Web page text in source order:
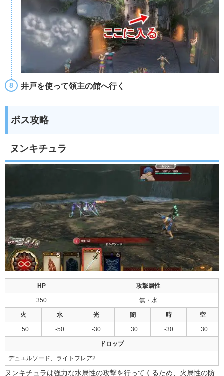
井戸を使って領主の館へ行く
ボス攻略
ヌンキチュラ
HP 攻撃属性
350 無・水
火 水 光 闇 時 空
+50 -50 -30 +30 -30 +30
ドロップ
デュエルソード、ライトフレア2
ヌンキチュラは強力な水属性の攻撃を行ってくるため、火属性の防